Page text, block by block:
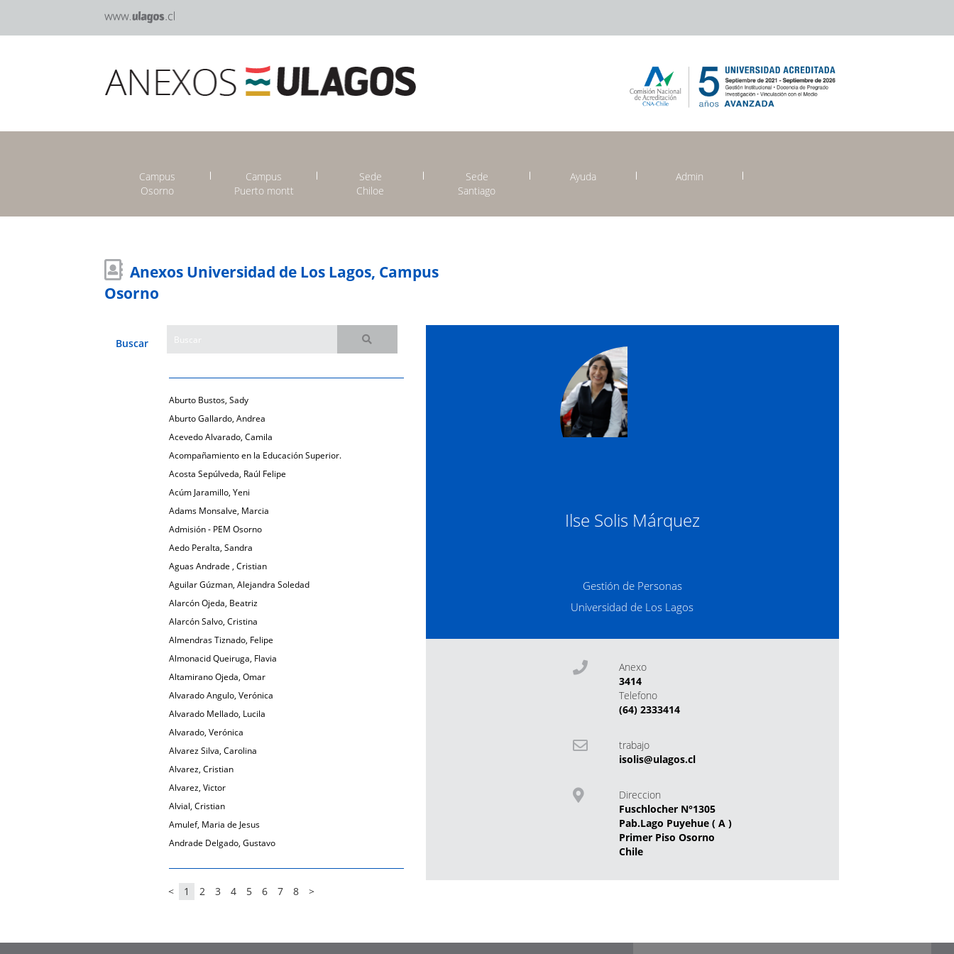
Campus
Osorno
Campus
Puerto montt
Sede
Chiloe
Sede
Santiago
Ayuda Admin
Anexos Universidad de Los Lagos, Campus
Osorno
Buscar
Aburto Bustos, Sady
Aburto Gallardo, Andrea
Acevedo Alvarado, Camila
Acompañamiento en la Educación Superior.
Acosta Sepúlveda, Raúl Felipe
Acúm Jaramillo, Yeni
Adams Monsalve, Marcia
Admisión - PEM Osorno
Aedo Peralta, Sandra
Aguas Andrade , Cristian
Aguilar Gúzman, Alejandra Soledad
Alarcón Ojeda, Beatriz
Alarcón Salvo, Cristina
Almendras Tiznado, Felipe
Almonacid Queiruga, Flavia
Altamirano Ojeda, Omar
Alvarado Angulo, Verónica
Alvarado Mellado, Lucila
Alvarado, Verónica
Alvarez Silva, Carolina
Alvarez, Cristian
Alvarez, Victor
Alvial, Cristian
Amulef, Maria de Jesus
Andrade Delgado, Gustavo
< 1 2 3 4 5 6 7 8 >
Ilse Solis Márquez
Gestión de Personas
Universidad de Los Lagos
Anexo
3414
Telefono
(64) 2333414
trabajo
isolis@ulagos.cl
Direccion
Fuschlocher N°1305
Pab.Lago Puyehue ( A )
Primer Piso Osorno
Chile